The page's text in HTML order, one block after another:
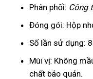
Phân phối: Công
Đóng gói: Hộp
Số lần sử dụng:
Mùi vị: Không
chất bảo quản.